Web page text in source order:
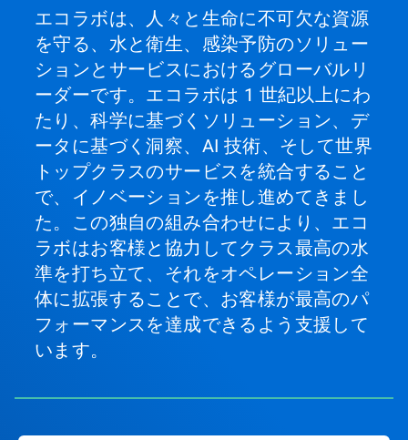
エコラボは、人々と生命に不可欠な資源
を守る、水と衛生、感染予防のソリュー
ションとサービスにおけるグローバルリ
ーダーです。エコラボは 1 世紀以上にわ
たり、科学に基づくソリューション、デ
ータに基づく洞察、AI 技術、そして世界
トップクラスのサービスを統合すること
で、イノベーションを推し進めてきまし
た。この独自の組み合わせにより、エコ
ラボはお客様と協力してクラス最高の水
準を打ち立て、それをオペレーション全
体に拡張することで、お客様が最高のパ
フォーマンスを達成できるよう支援して
います。